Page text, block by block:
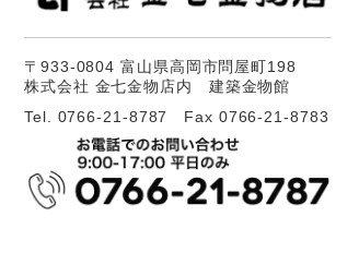
〒933-0804 富山県高岡市問屋町198
株式会社 金七金物店内 建築金物館
Tel. 0766-21-8787 Fax 0766-21-8783